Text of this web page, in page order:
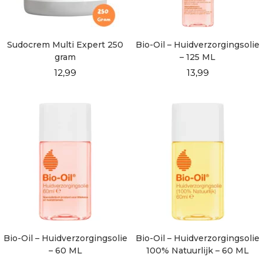
Sudocrem Multi Expert 250
gram
12,99
Bio-Oil – Huidverzorgingsolie
– 125 ML
13,99
Bio-Oil – Huidverzorgingsolie
– 60 ML
Bio-Oil – Huidverzorgingsolie
100% Natuurlijk – 60 ML